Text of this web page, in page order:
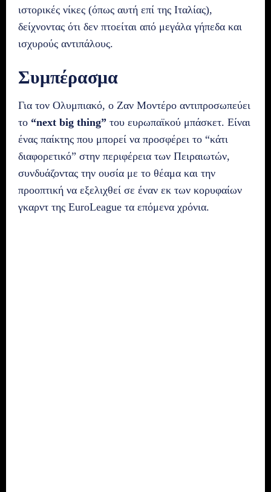
ιστορικές νίκες (όπως αυτή επί της Ιταλίας),
δείχνοντας ότι δεν πτοείται από μεγάλα γήπεδα και
ισχυρούς αντιπάλους.
Συμπέρασμα
Για τον Ολυμπιακό, ο Ζαν Μοντέρο αντιπροσωπεύει
το “next big thing” του ευρωπαϊκού μπάσκετ. Είναι
ένας παίκτης που μπορεί να προσφέρει το “κάτι
διαφορετικό” στην περιφέρεια των Πειραιωτών,
συνδυάζοντας την ουσία με το θέαμα και την
προοπτική να εξελιχθεί σε έναν εκ των κορυφαίων
γκαρντ της EuroLeague τα επόμενα χρόνια.